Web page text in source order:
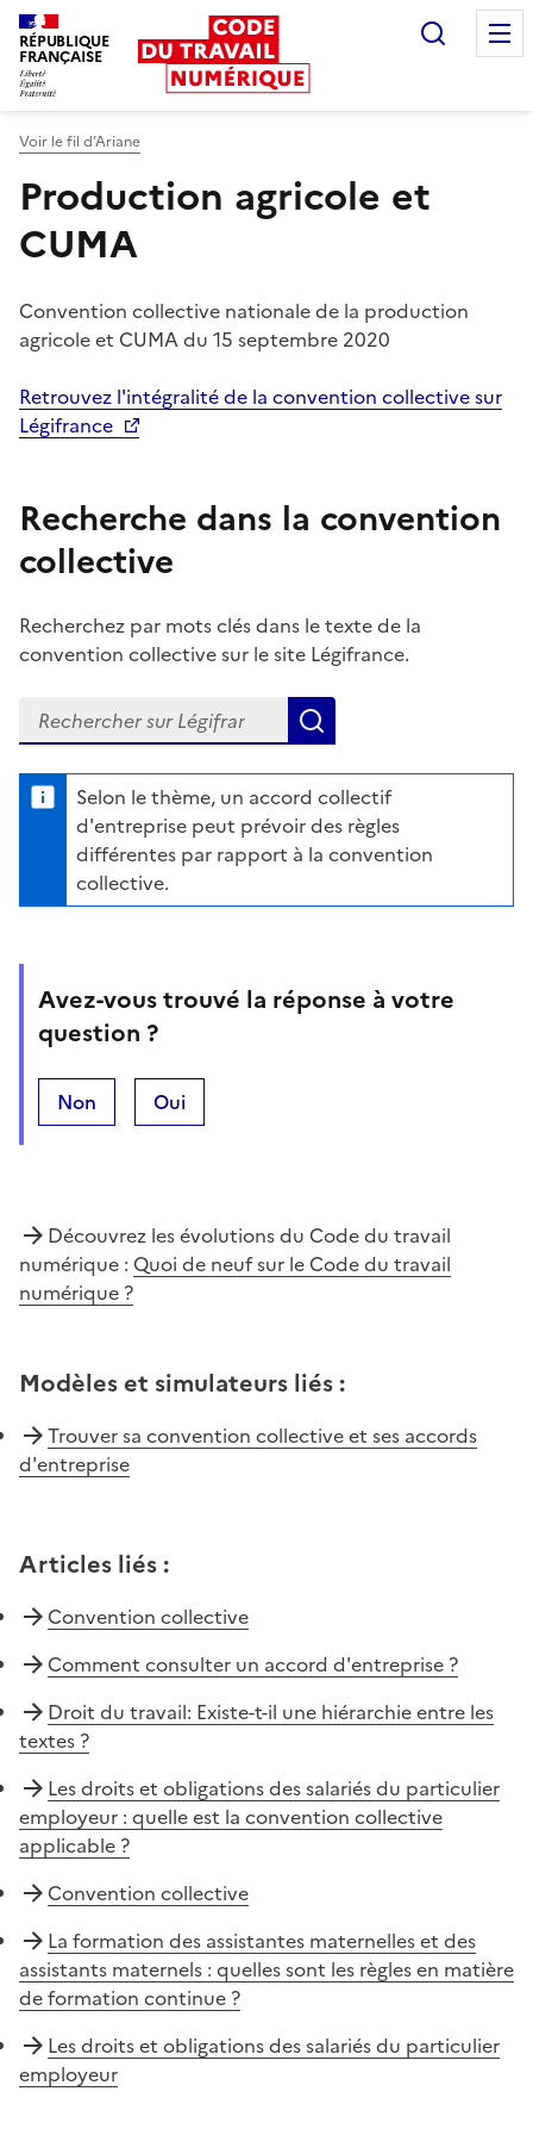
RÉPUBLIQUE
FRANÇAISE
Voir le fil d’Ariane
Production agricole et
CUMA
Convention collective nationale de la production
agricole et CUMA du 15 septembre 2020
Retrouvez l'intégralité de la convention collective sur
Légifrance
Recherche dans la convention
collective
Recherchez par mots clés dans le texte de la
convention collective sur le site Légifrance.
Recherchez dans la convention collective sur Légifrance
Selon le thème, un accord collectif
d'entreprise peut prévoir des règles
différentes par rapport à la convention
collective.
Avez-vous trouvé la réponse à votre
question ?
Non Oui
Découvrez les évolutions du Code du travail
numérique : Quoi de neuf sur le Code du travail
numérique ?
Modèles et simulateurs liés :
Trouver sa convention collective et ses accords
d'entreprise
Articles liés :
Convention collective
Comment consulter un accord d'entreprise ?
Droit du travail: Existe-t-il une hiérarchie entre les
textes ?
Les droits et obligations des salariés du particulier
employeur : quelle est la convention collective
applicable ?
Convention collective
La formation des assistantes maternelles et des
assistants maternels : quelles sont les règles en matière
de formation continue ?
Les droits et obligations des salariés du particulier
employeur